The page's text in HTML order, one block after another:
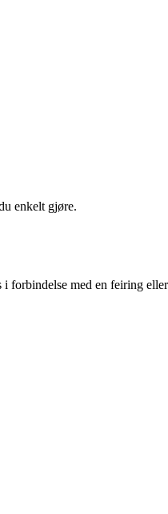
enkelt gjøre.
med en feiring